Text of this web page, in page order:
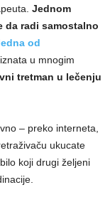
Jednom
da radi samostalno
od
u mnogim
tretman u lečenju
– preko interneta,
ukucate
koji drugi željeni